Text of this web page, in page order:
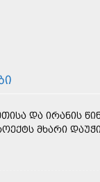
ᲓᲐ ᲘᲠᲐᲜᲘᲡ
ᲛᲮᲐᲠᲘ